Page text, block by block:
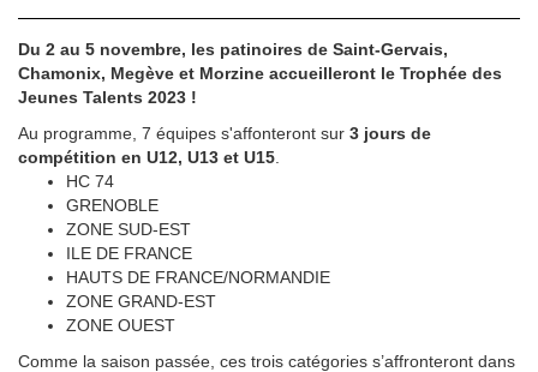
Du 2 au 5 novembre, les patinoires de Saint-Gervais,
Chamonix, Megève et Morzine accueilleront le Trophée des
Jeunes Talents 2023 !
Au programme, 7 équipes s'affonteront sur 3 jours de
compétition en U12, U13 et U15
HC 74
GRENOBLE
ZONE SUD-EST
ILE DE FRANCE
HAUTS DE FRANCE/NORMANDIE
ZONE GRAND-EST
ZONE OUEST
Comme la saison passée, ces trois catégories s’affronteront dans